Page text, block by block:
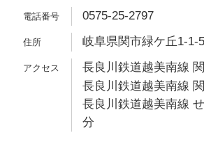
0575-25-2797
岐阜県関市緑ケ丘1-1-
長良川鉄道越美南線
長良川鉄道越美南線
長良川鉄道越美南線
分